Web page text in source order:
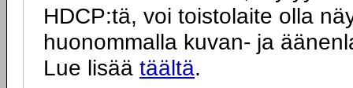
HDCP:tä, voi toistolaite olla
huonommalla kuvan- ja
Lue lisää täältä.